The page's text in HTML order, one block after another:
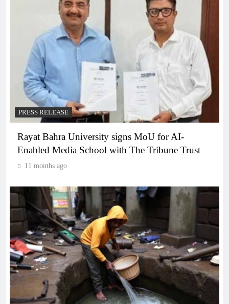
PRESS RELEASE
Rayat Bahra University signs MoU for AI-
Enabled Media School with The Tribune Trust
11 months ago